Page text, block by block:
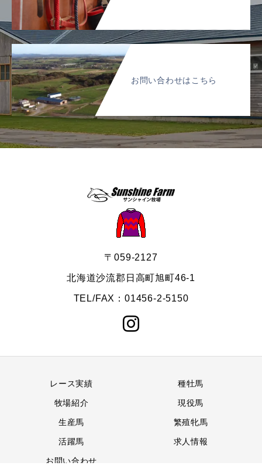
お問い合わせはこちら
〒059-2127
北海道沙流郡日高町旭町46-1
TEL/FAX：01456-2-5150
レース実績 種牡馬
牧場紹介 現役馬
生産馬 繁殖牝馬
活躍馬 求人情報
お問い合わせ